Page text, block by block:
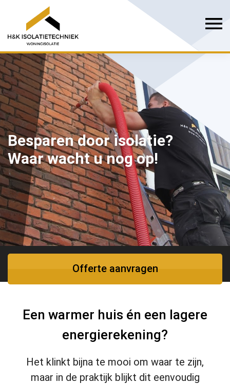
Besparen door isolatie?
Waar wacht u nog op!
Offerte aanvragen
Een warmer huis én een lagere
energierekening?
Het klinkt bijna te mooi om waar te zijn,
maar in de praktijk blijkt dit eenvoudig